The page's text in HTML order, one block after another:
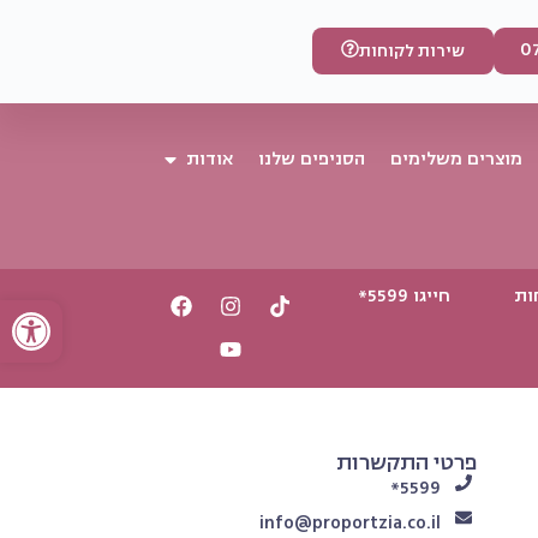
פתח
שירות לקוחות
מוצרים משלימים הסניפים שלנו
אודות
חייגו 5599*
פרטי התקשרות
5599*
info@proportzia.co.il